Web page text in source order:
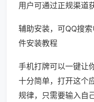
用户可通过正规渠道
辅助安装，可QQ搜
件安装教程
手机打牌可以一键让
十分简单，打开这个
规律，只需要输入自